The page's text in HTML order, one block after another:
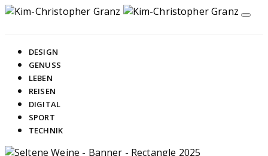
DESIGN
GENUSS
LEBEN
REISEN
DIGITAL
SPORT
TECHNIK